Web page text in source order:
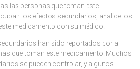
las personas que toman este
los efectos secundarios, analice los
medicamento con su médico.
han sido reportados por al
que toman este medicamento. Muchos
se pueden controlar, y algunos